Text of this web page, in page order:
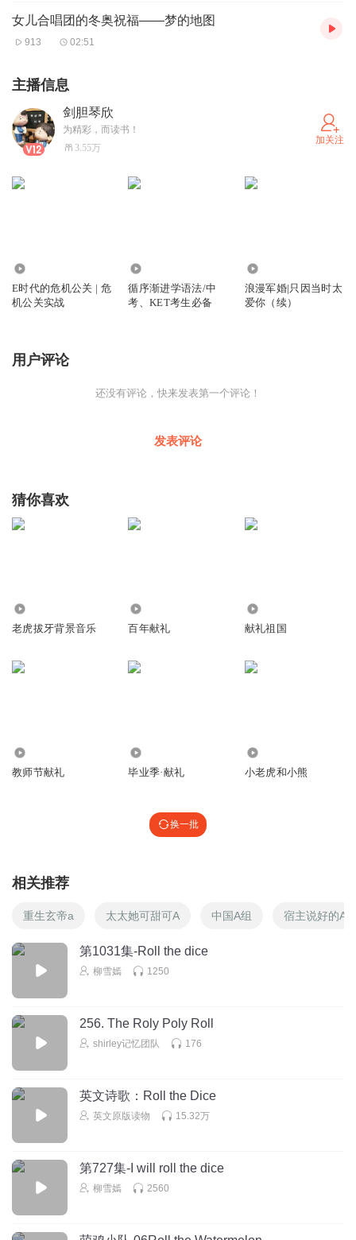
女儿合唱团的冬奥祝福——梦的地图
913 02:51
主播信息
剑胆琴欣
为精彩，而读书！
3.55万
加关注
E时代的危机公关 | 危
机公关实战
循序渐进学语法/中
考、KET考生必备
浪漫军婚|只因当时太
爱你（续）
用户评论
还没有评论，快来发表第一个评论！
发表评论
猜你喜欢
老虎拔牙背景音乐 百年献礼 献礼祖国
教师节献礼 毕业季·献礼 小老虎和小熊
换一批
相关推荐
重生玄帝a 太太她可甜可A 中国A组 宿主说好的A
第1031集-Roll the dice
柳雪嫣 1250
256. The Roly Poly Roll
shirley记忆团队 176
英文诗歌：Roll the Dice
英文原版读物 15.32万
第727集-I will roll the dice
柳雪嫣 2560